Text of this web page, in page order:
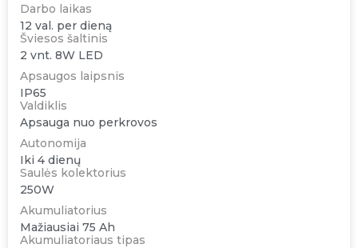
Darbo laikas
12 val. per dieną
Šviesos šaltinis
2 vnt. 8W LED
Apsaugos laipsnis
IP65
Valdiklis
Apsauga nuo perkrovos
Autonomija
Iki 4 dienų
Saulės kolektorius
250W
Akumuliatorius
Mažiausiai 75 Ah
Akumuliatoriaus tipas